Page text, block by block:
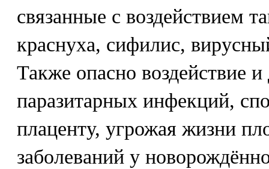
связанные с воздействием
краснуха, сифилис,
Также опасно воздействие
паразитарных инфекций,
плаценту, угрожая жизни
заболеваний у